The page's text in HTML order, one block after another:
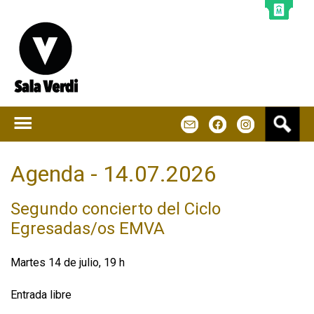
Agenda - 14.07.2026
Segundo concierto del Ciclo
Egresadas/os EMVA
Martes 14 de julio, 19 h
Entrada libre
s